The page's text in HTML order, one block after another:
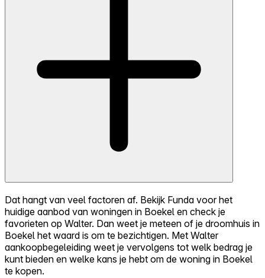
Dat hangt van veel factoren af. Bekijk Funda voor het
huidige aanbod van woningen in Boekel en check je
favorieten op Walter. Dan weet je meteen of je droomhuis in
Boekel het waard is om te bezichtigen. Met Walter
aankoopbegeleiding weet je vervolgens tot welk bedrag je
kunt bieden en welke kans je hebt om de woning in Boekel
te kopen.